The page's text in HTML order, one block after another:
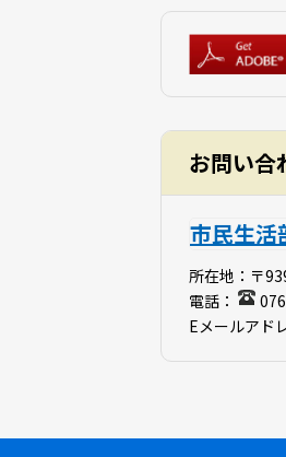
お問い合
市民生
所在地： 〒
電話：
Eメールアド